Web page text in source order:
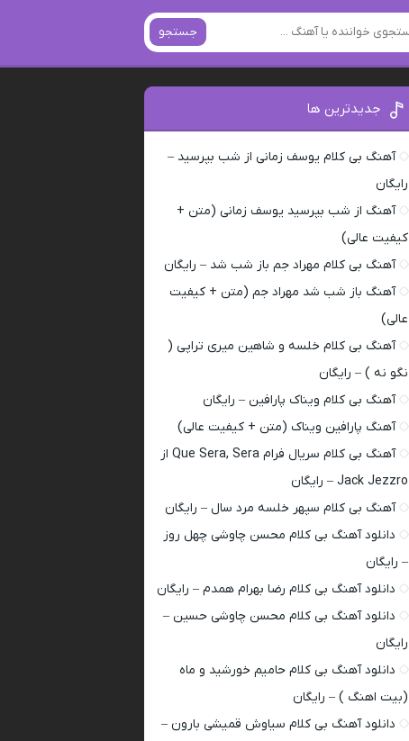
جستجو
جدیدترین ها
آهنگ بی کلام یوسف زمانی از شب بپرسید –
رایگان
آهنگ از شب بپرسید یوسف زمانی (متن +
کیفیت عالی)
آهنگ بی کلام مهراد جم باز شب شد – رایگان
آهنگ باز شب شد مهراد جم (متن + کیفیت
عالی)
آهنگ بی کلام خلسه و شاهین میری تراپی (
نگو نه ) – رایگان
آهنگ بی کلام ویناک پارافین – رایگان
آهنگ پارافین ویناک (متن + کیفیت عالی)
آهنگ بی کلام سریال فرام Que Sera, Sera از
Jack Jezzro – رایگان
آهنگ بی کلام سپهر خلسه مرد سال – رایگان
دانلود آهنگ بی کلام محسن چاوشی چهل روز
– رایگان
دانلود آهنگ بی کلام رضا بهرام همدم – رایگان
دانلود آهنگ بی کلام محسن چاوشی حسین –
رایگان
دانلود آهنگ بی کلام حامیم خورشید و ماه
(بیت اهنگ ) – رایگان
دانلود آهنگ بی کلام سیاوش قمیشی بارون –